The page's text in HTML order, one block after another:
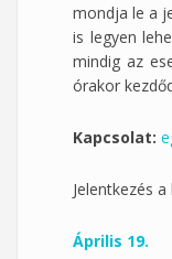
mondja le a
is legyen
mindig az
órakor
Kapcsolat:
Jelentkezés
Április 19.